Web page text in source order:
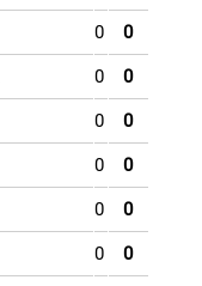
0 0
0 0
0 0
0 0
0 0
0 0